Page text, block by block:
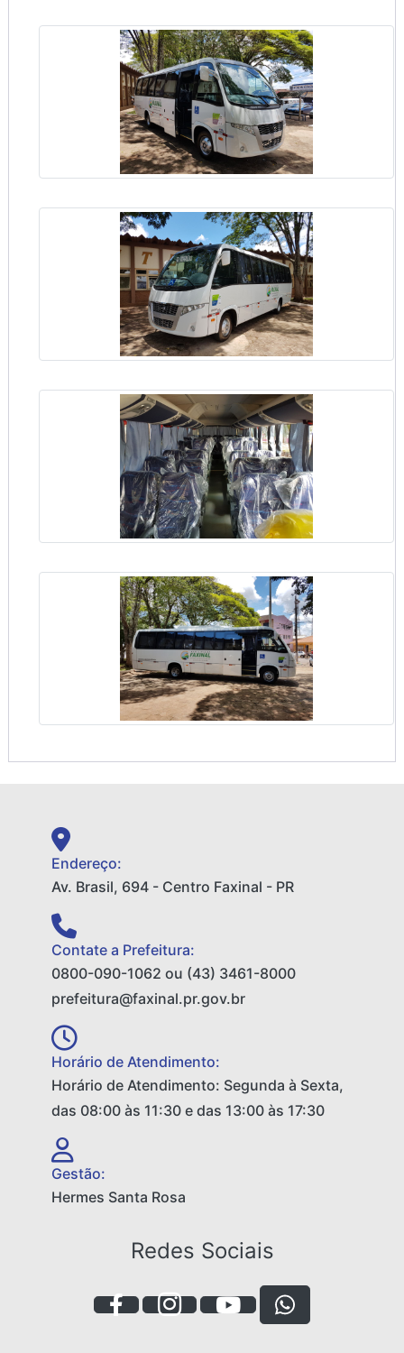
Endereço:
Av. Brasil, 694 - Centro Faxinal - PR
Contate a Prefeitura:
0800-090-1062 ou (43) 3461-8000
prefeitura@faxinal.pr.gov.br
Horário de Atendimento:
Horário de Atendimento: Segunda à Sexta,
das 08:00 às 11:30 e das 13:00 às 17:30
Gestão:
Hermes Santa Rosa
Redes Sociais